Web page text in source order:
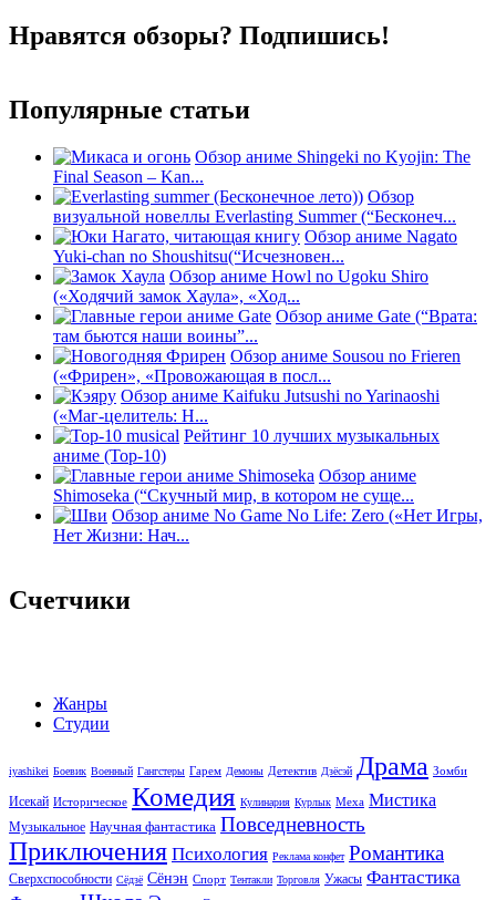
Нравятся обзоры? Подпишись!
Популярные статьи
Обзор аниме Shingeki no Kyojin: The
Final Season – Kan...
Обзор
визуальной новеллы Everlasting Summer (“Бесконеч...
Обзор аниме Nagato
Yuki-chan no Shoushitsu(“Исчезновен...
Обзор аниме Howl no Ugoku Shiro
(«Ходячий замок Хаула», «Ход...
Обзор аниме Gate (“Врата:
там бьются наши воины”...
Обзор аниме Sousou no Frieren
(«Фрирен», «Провожающая в посл...
Обзор аниме Kaifuku Jutsushi no Yarinaoshi
(«Маг-целитель: Н...
Рейтинг 10 лучших музыкальных
аниме (Top-10)
Обзор аниме
Shimoseka (“Скучный мир, в котором не суще...
Обзор аниме No Game No Life: Zero («Нет Игры,
Нет Жизни: Нач...
Счетчики
Жанры
Студии
iyashikei Боевик Военный Гангстеры Гарем Демоны Детектив Дзёсэй Драма Зомби
Исекай Историческое Комедия Кулинария Курлык Меха Мистика
Музыкальное Научная фантастика Повседневность
Приключения Психология Реклама конфет Романтика
Сверхспособности Сёдзё Сёнэн Спорт Тентакли Торговля Ужасы Фантастика